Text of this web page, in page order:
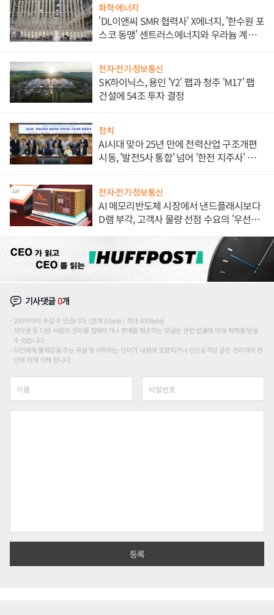
화학·에너지
'DL이앤씨 SMR 협력사' X에너지, '한수원 포
스코 동맹' 센트러스에너지와 우라늄 계약
전자·전기·정보통신
SK하이닉스, 용인 'Y2' 팹과 청주 'M17' 팹
건설에 54조 투자 결정
정치
AI시대 맞아 25년 만에 전력산업 구조개편
시동, '발전5사 통합' 넘어 '한전 지주사' 재편
전자·전기·정보통신
AI 메모리반도체 시장에서 낸드플래시보다
D램 부각, 고객사 물량 선점 수요의 '우선순
기사댓글0개
200자까지 쓰실 수 있습니다. (현재 0 byte / 최대 400byte)
저작권 등 다른 사람의 권리를 침해하거나 명예를 훼손하는 댓글은 관련 법률에 의해 제재를 받을
수 있습니다.
타인에게 불쾌감을 주는 욕설 등 비하하는 단어가 내용에 포함되거나 인신공격성 글은 관리자의 판
단에 의해 삭제 합니다.